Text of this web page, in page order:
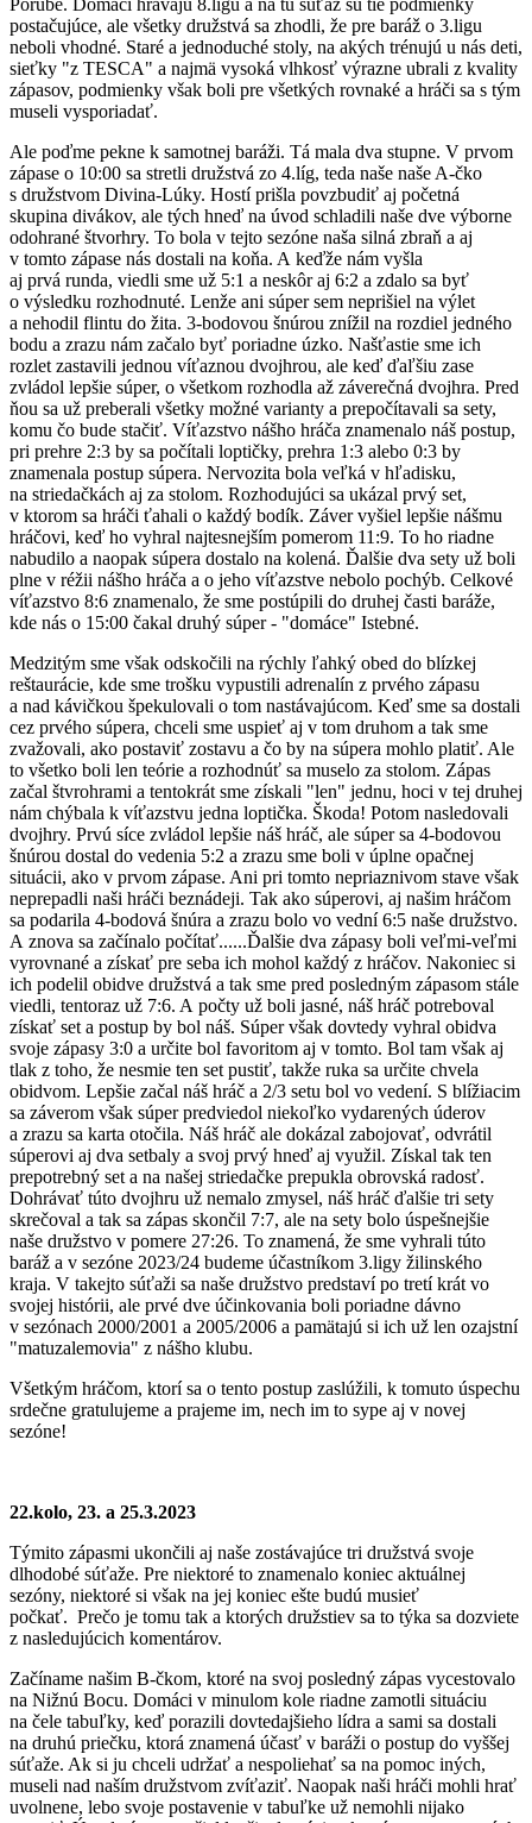
postačujúce, ale všetky družstvá sa zhodli, že pre baráž o 3.ligu
neboli vhodné. Staré a jednoduché stoly, na akých trénujú u nás deti,
sieťky "z TESCA" a najmä vysoká vlhkosť výrazne ubrali z kvality
zápasov, podmienky však boli pre všetkých rovnaké a hráči sa s tým
museli vysporiadať.
Ale poďme pekne k samotnej baráži. Tá mala dva stupne. V prvom
zápase o 10:00 sa stretli družstvá zo 4.líg, teda naše naše A-čko
s družstvom Divina-Lúky. Hostí prišla povzbudiť aj početná
skupina divákov, ale tých hneď na úvod schladili naše dve výborne
odohrané štvorhry. To bola v tejto sezóne naša silná zbraň a aj
v tomto zápase nás dostali na koňa. A keďže nám vyšla
aj prvá runda, viedli sme už 5:1 a neskôr aj 6:2 a zdalo sa byť
o výsledku rozhodnuté. Lenže ani súper sem neprišiel na výlet
a nehodil flintu do žita. 3-bodovou šnúrou znížil na rozdiel jedného
bodu a zrazu nám začalo byť poriadne úzko. Našťastie sme ich
rozlet zastavili jednou víťaznou dvojhrou, ale keď ďaľšiu zase
zvládol lepšie súper, o všetkom rozhodla až záverečná dvojhra. Pred
ňou sa už preberali všetky možné varianty a prepočítavali sa sety,
komu čo bude stačiť. Víťazstvo nášho hráča znamenalo náš postup,
pri prehre 2:3 by sa počítali loptičky, prehra 1:3 alebo 0:3 by
znamenala postup súpera. Nervozita bola veľká v hľadisku,
na striedačkách aj za stolom. Rozhodujúci sa ukázal prvý set,
v ktorom sa hráči ťahali o každý bodík. Záver vyšiel lepšie nášmu
hráčovi, keď ho vyhral najtesnejším pomerom 11:9. To ho riadne
nabudilo a naopak súpera dostalo na kolená. Ďalšie dva sety už boli
plne v réžii nášho hráča a o jeho víťazstve nebolo pochýb. Celkové
víťazstvo 8:6 znamenalo, že sme postúpili do druhej časti baráže,
kde nás o 15:00 čakal druhý súper - "domáce" Istebné.
Medzitým sme však odskočili na rýchly ľahký obed do blízkej
reštaurácie, kde sme trošku vypustili adrenalín z prvého zápasu
a nad kávičkou špekulovali o tom nastávajúcom. Keď sme sa dostali
cez prvého súpera, chceli sme uspieť aj v tom druhom a tak sme
zvažovali, ako postaviť zostavu a čo by na súpera mohlo platiť. Ale
to všetko boli len teórie a rozhodnúť sa muselo za stolom. Zápas
začal štvrohrami a tentokrát sme získali "len" jednu, hoci v tej druhej
nám chýbala k víťazstvu jedna loptička. Škoda! Potom nasledovali
dvojhry. Prvú síce zvládol lepšie náš hráč, ale súper sa 4-bodovou
šnúrou dostal do vedenia 5:2 a zrazu sme boli v úplne opačnej
situácii, ako v prvom zápase. Ani pri tomto nepriaznivom stave však
neprepadli naši hráči beznádeji. Tak ako súperovi, aj našim hráčom
sa podarila 4-bodová šnúra a zrazu bolo vo vední 6:5 naše družstvo.
A znova sa začínalo počítať......Ďalšie dva zápasy boli veľmi-veľmi
vyrovnané a získať pre seba ich mohol každý z hráčov. Nakoniec si
ich podelil obidve družstvá a tak sme pred posledným zápasom stále
viedli, tentoraz už 7:6. A počty už boli jasné, náš hráč potreboval
získať set a postup by bol náš. Súper však dovtedy vyhral obidva
svoje zápasy 3:0 a určite bol favoritom aj v tomto. Bol tam však aj
tlak z toho, že nesmie ten set pustiť, takže ruka sa určite chvela
obidvom. Lepšie začal náš hráč a 2/3 setu bol vo vedení. S blížiacim
sa záverom však súper predviedol niekoľko vydarených úderov
a zrazu sa karta otočila. Náš hráč ale dokázal zabojovať, odvrátil
súperovi aj dva setbaly a svoj prvý hneď aj využil. Získal tak ten
prepotrebný set a na našej striedačke prepukla obrovská radosť.
Dohrávať túto dvojhru už nemalo zmysel, náš hráč ďalšie tri sety
skrečoval a tak sa zápas skončil 7:7, ale na sety bolo úspešnejšie
naše družstvo v pomere 27:26. To znamená, že sme vyhrali túto
baráž a v sezóne 2023/24 budeme účastníkom 3.ligy žilinského
kraja. V takejto súťaži sa naše družstvo predstaví po tretí krát vo
svojej histórii, ale prvé dve účinkovania boli poriadne dávno
v sezónach 2000/2001 a 2005/2006 a pamätajú si ich už len ozajstní
"matuzalemovia" z nášho klubu.
Všetkým hráčom, ktorí sa o tento postup zaslúžili, k tomuto úspechu
srdečne gratulujeme a prajeme im, nech im to sype aj v novej
sezóne!
22.kolo, 23. a 25.3.2023
Týmito zápasmi ukončili aj naše zostávajúce tri družstvá svoje
dlhodobé súťaže. Pre niektoré to znamenalo koniec aktuálnej
sezóny, niektoré si však na jej koniec ešte budú musieť
počkať. Prečo je tomu tak a ktorých družstiev sa to týka sa dozviete
z nasledujúcich komentárov.
Začíname našim B-čkom, ktoré na svoj posledný zápas vycestovalo
na Nižnú Bocu. Domáci v minulom kole riadne zamotli situáciu
na čele tabuľky, keď porazili dovtedajšieho lídra a sami sa dostali
na druhú priečku, ktorá znamená účasť v baráži o postup do vyššej
súťaže. Ak si ju chceli udržať a nespoliehať sa na pomoc iných,
museli nad naším družstvom zvíťaziť. Naopak naši hráči mohli hrať
uvolnene, lebo svoje postavenie v tabuľke už nemohli nijako